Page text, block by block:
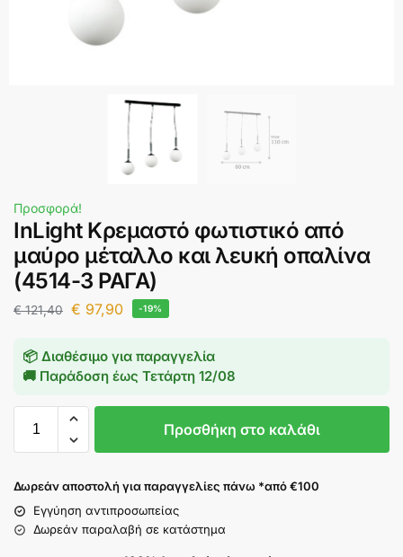
Προσφορά!
InLight Κρεμαστό φωτιστικό από
μαύρο μέταλλο και λευκή οπαλίνα
(4514-3 ΡΑΓΑ)
€121,40 € 97,90 -19%
📦 Διαθέσιμο για παραγγελία
🚚 Παράδοση έως Τετάρτη 12/08
Προσθήκη στο καλάθι
Δωρεάν αποστολή για παραγγελίες πάνω *από €100
Εγγύηση αντιπροσωπείας
Δωρεάν παραλαβή σε κατάστημα